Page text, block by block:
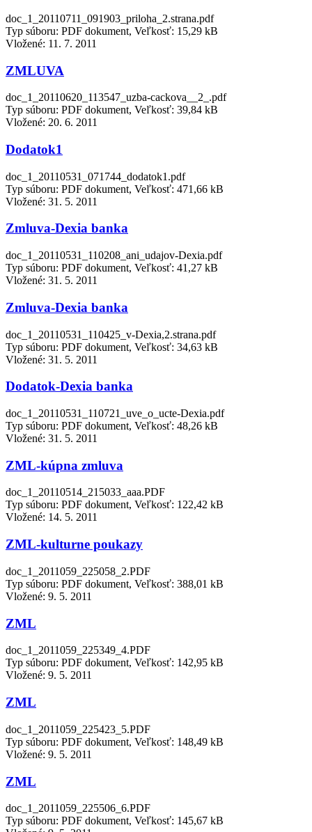
doc_1_20110711_091903_priloha_2.strana.pdf
Typ súboru: PDF dokument, Veľkosť: 15,29 kB
Vložené: 11. 7. 2011
ZMLUVA
doc_1_20110620_113547_uzba-cackova__2_.pdf
Typ súboru: PDF dokument, Veľkosť: 39,84 kB
Vložené: 20. 6. 2011
Dodatok1
doc_1_20110531_071744_dodatok1.pdf
Typ súboru: PDF dokument, Veľkosť: 471,66 kB
Vložené: 31. 5. 2011
Zmluva-Dexia banka
doc_1_20110531_110208_ani_udajov-Dexia.pdf
Typ súboru: PDF dokument, Veľkosť: 41,27 kB
Vložené: 31. 5. 2011
Zmluva-Dexia banka
doc_1_20110531_110425_v-Dexia,2.strana.pdf
Typ súboru: PDF dokument, Veľkosť: 34,63 kB
Vložené: 31. 5. 2011
Dodatok-Dexia banka
doc_1_20110531_110721_uve_o_ucte-Dexia.pdf
Typ súboru: PDF dokument, Veľkosť: 48,26 kB
Vložené: 31. 5. 2011
ZML-kúpna zmluva
doc_1_20110514_215033_aaa.PDF
Typ súboru: PDF dokument, Veľkosť: 122,42 kB
Vložené: 14. 5. 2011
ZML-kulturne poukazy
doc_1_2011059_225058_2.PDF
Typ súboru: PDF dokument, Veľkosť: 388,01 kB
Vložené: 9. 5. 2011
ZML
doc_1_2011059_225349_4.PDF
Typ súboru: PDF dokument, Veľkosť: 142,95 kB
Vložené: 9. 5. 2011
ZML
doc_1_2011059_225423_5.PDF
Typ súboru: PDF dokument, Veľkosť: 148,49 kB
Vložené: 9. 5. 2011
ZML
doc_1_2011059_225506_6.PDF
Typ súboru: PDF dokument, Veľkosť: 145,67 kB